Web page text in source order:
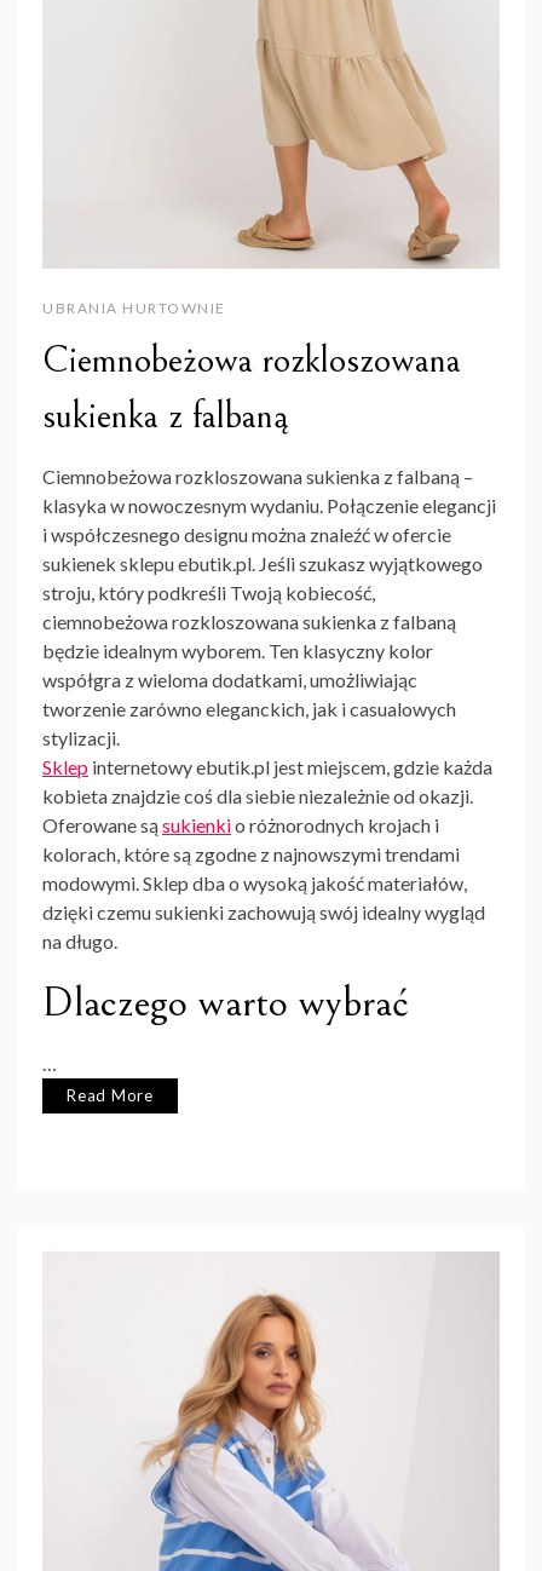
UBRANIA HURTOWNIE
Ciemnobeżowa rozkloszowana
sukienka z falbaną
Ciemnobeżowa rozkloszowana sukienka z falbaną –
klasyka w nowoczesnym wydaniu. Połączenie elegancji
i współczesnego designu można znaleźć w ofercie
sukienek sklepu ebutik.pl. Jeśli szukasz wyjątkowego
stroju, który podkreśli Twoją kobiecość,
ciemnobeżowa rozkloszowana sukienka z falbaną
będzie idealnym wyborem. Ten klasyczny kolor
współgra z wieloma dodatkami, umożliwiając
tworzenie zarówno eleganckich, jak i casualowych
stylizacji.
Sklep internetowy ebutik.pl jest miejscem, gdzie każda
kobieta znajdzie coś dla siebie niezależnie od okazji.
Oferowane sąsukienkio różnorodnych krojach i
kolorach, które są zgodne z najnowszymi trendami
modowymi. Sklep dba o wysoką jakość materiałów,
dzięki czemu sukienki zachowują swój idealny wygląd
na długo.
Dlaczego warto wybrać
…
Read More